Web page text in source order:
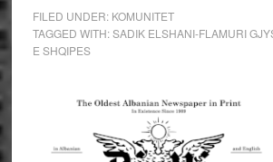
FILED UNDER: KOMUNITET
TAGGED WITH:SADIK ELSHANI-FLAMURI
E SHQIPES